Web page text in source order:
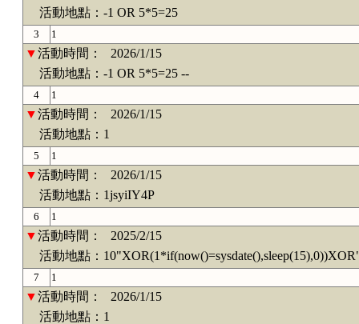
活動地點：-1 OR 5*5=25
3 1
▼活動時間：
2026/1/15
活動地點：-1 OR 5*5=25 --
4 1
▼活動時間：
2026/1/15
活動地點：1
5 1
▼活動時間：
2026/1/15
活動地點：1jsyiIY4P
6 1
▼活動時間：
2025/2/15
活動地點：
7 1
▼活動時間：
2026/1/15
活動地點：1